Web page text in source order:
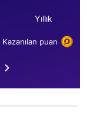
Yıllık
Kazanılan puan